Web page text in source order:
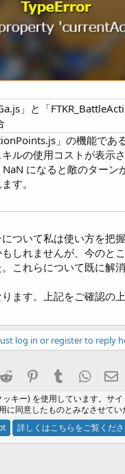
」と「
」の機能であ
ルの使用コストが表示さ
NaN になると敵のターン
す。
ついて私は使い方を把
しれませんが、今のと
これらについて既に解
ます。上記をご確認の
log in or register to reply
Reddit PinterestTumblr
（β版）
日本語
キー) を使用しています。サ
に同意したものとみなさせてい
詳しくはこちらをご覧くだ